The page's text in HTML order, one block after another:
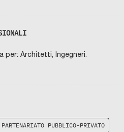
per: Architetti, Ingegneri.
PARTENARIATO PUBBLICO-PRIVATO